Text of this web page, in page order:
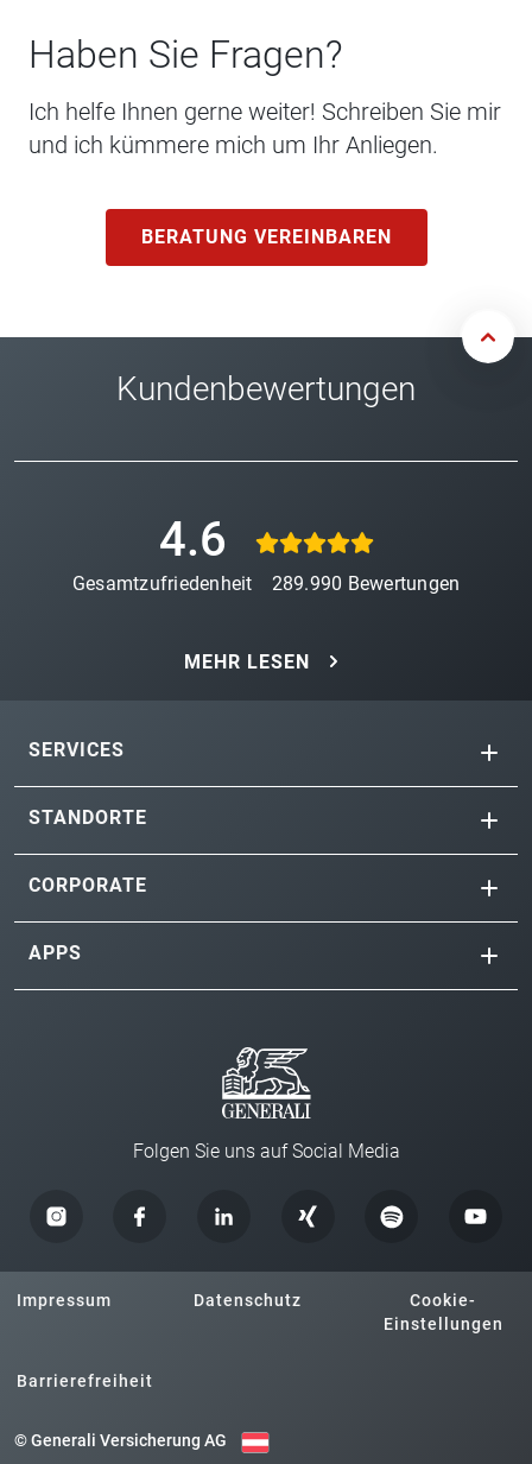
Haben Sie Fragen?
Ich helfe Ihnen gerne weiter! Schreiben Sie mir
und ich kümmere mich um Ihr Anliegen.
BERATUNG VEREINBAREN
Kundenbewertungen
4.6
Gesamtzufriedenheit 289.990 Bewertungen
MEHR LESEN
SERVICES
STANDORTE
CORPORATE
APPS
Folgen Sie uns auf Social Media
Impressum Datenschutz
Cookie-
Einstellungen
Barrierefreiheit
© Generali Versicherung AG